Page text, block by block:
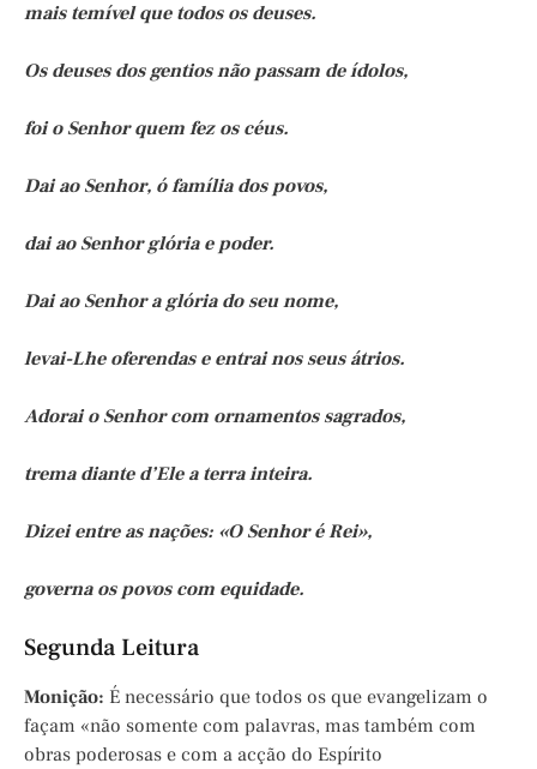
mais temível que todos os deuses.
Os deuses dos gentios não passam de ídolos,
foi o Senhor quem fez os céus.
Dai ao Senhor, ó família dos povos,
dai ao Senhor glória e poder.
Dai ao Senhor a glória do seu nome,
levai-Lhe oferendas e entrai nos seus átrios.
Adorai o Senhor com ornamentos sagrados,
trema diante d’Ele a terra inteira.
Dizei entre as nações: «O Senhor é Rei»,
governa os povos com equidade.
Segunda Leitura
Monição: É necessário que todos os que evangelizam o
façam «não somente com palavras, mas também com
obras poderosas e com a acção do Espírito